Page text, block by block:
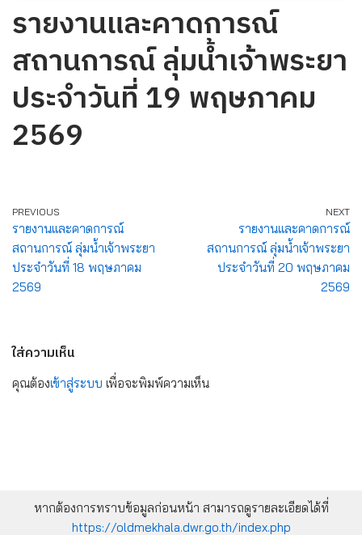
รายงานและคาดการณ์
สถานการณ์ ลุ่มน้ำเจ้าพระยา
ประจำวันที่ 19 พฤษภาคม
2569
PREVIOUS
รายงานและคาดการณ์
สถานการณ์ ลุ่มน้ำเจ้าพระยา
ประจำวันที่ 18 พฤษภาคม
2569
NEXT
รายงานและคาดการณ์
สถานการณ์ ลุ่มน้ำเจ้าพระยา
ประจำวันที่ 20 พฤษภาคม
2569
ใส่ความเห็น
คุณต้องเข้าสู่ระบบ เพื่อจะพิมพ์ความเห็น
หากต้องการทราบข้อมูลก่อนหน้า สามารถดูรายละเอียดได้ที่
https://oldmekhala.dwr.go.th/index.php